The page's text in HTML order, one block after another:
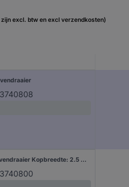
excl. btw en excl verzendkosten)
3740808
Facom BT2.5X75 Platte schroevendraaier Kopbreedte: 2.5 mm Koplengte: 75 mm
3740800